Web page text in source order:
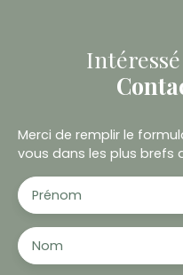
Merci de remplir le
vous dans les plus brefs
Prénom
Nom